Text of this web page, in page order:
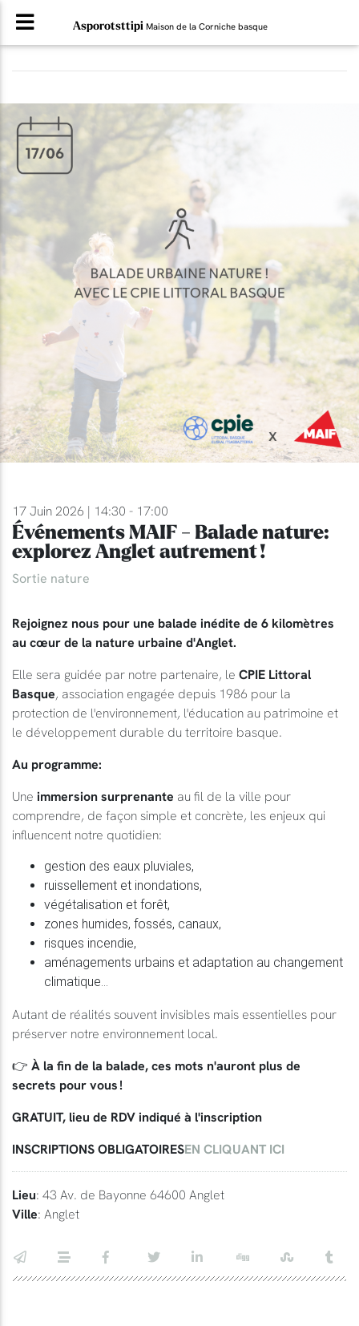
Asporotsttipi Maison de la Corniche basque
17 Juin 2026 | 14:30 - 17:00
Événements MAIF - Balade nature:
explorez Anglet autrement !
Sortie nature
Rejoignez nous pour une balade inédite de 6 kilomètres
au cœur de la nature urbaine d'Anglet.
Elle sera guidée par notre partenaire, le CPIE Littoral
Basque, association engagée depuis 1986 pour la
protection de l'environnement, l'éducation au patrimoine et
le développement durable du territoire basque.
Au programme:
Une immersion surprenante au fil de la ville pour
comprendre, de façon simple et concrète, les enjeux qui
influencent notre quotidien:
gestion des eaux pluviales,
ruissellement et inondations,
végétalisation et forêt,
zones humides, fossés, canaux,
risques incendie,
aménagements urbains et adaptation au changement
climatique...
Autant de réalités souvent invisibles mais essentielles pour
préserver notre environnement local.
👉 À la fin de la balade, ces mots n'auront plus de
secrets pour vous !
GRATUIT, lieu de RDV indiqué à l'inscription
INSCRIPTIONS OBLIGATOIRESEN CLIQUANT ICI
Lieu: 43 Av. de Bayonne 64600 Anglet
Ville: Anglet